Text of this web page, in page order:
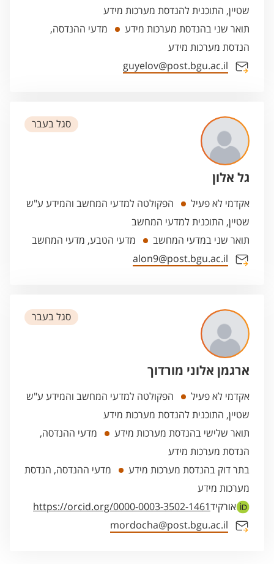
שטיין, התוכנית להנדסת מערכות מידע
תואר שני בהנדסת מערכות מידע
מדעי ההנדסה,
הנדסת מערכות מידע
guyelov@post.bgu.ac.il
גל אלון
סגל בעבר
אקדמי לא פעיל
הפקולטה למדעי המחשב והמידע ע"ש
שטיין, התוכנית למדעי המחשב
תואר שני במדעי המחשב
מדעי הטבע, מדעי המחשב
alon9@post.bgu.ac.il
ארגמן אלוני מורדוך
סגל בעבר
אקדמי לא פעיל
הפקולטה למדעי המחשב והמידע ע"ש
שטיין, התוכנית להנדסת מערכות מידע
תואר שלישי בהנדסת מערכות מידע
מדעי ההנדסה,
הנדסת מערכות מידע
בתר דוק בהנדסת מערכות מידע
מדעי ההנדסה, הנדסת
מערכות מידע
אורקידhttps://orcid.org/0000-0003-3502-1461
mordocha@post.bgu.ac.il